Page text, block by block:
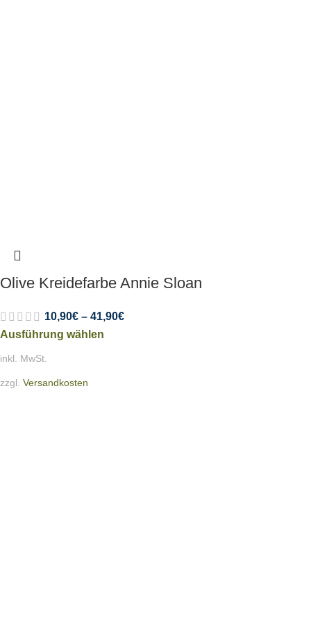
Olive Kreidefarbe Annie Sloan
10,90€ – 41,90€
Ausführung wählen
inkl. MwSt.
zzgl. Versandkosten